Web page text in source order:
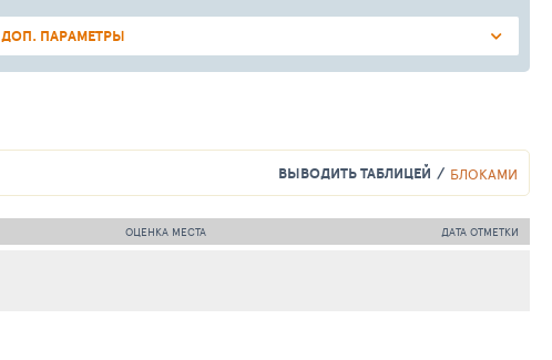
ДОП. ПАРАМЕТРЫ
ВЫВОДИТЬ ТАБЛИЦЕЙ БЛОКАМИ
ОЦЕНКА МЕСТА ДАТА ОТМЕТКИ